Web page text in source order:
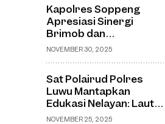
Kapolres Soppeng
Apresiasi Sinergi
Brimob dan
Bhabinkamtibmas
Jembatan Gantung di
Desa Watu
NOVEMBER 30, 2025
Sat Polairud Polres
Luwu Mantapkan
Edukasi Nelayan: Laut
Aman, Nelayan Selamat,
NOVEMBER 25, 2025